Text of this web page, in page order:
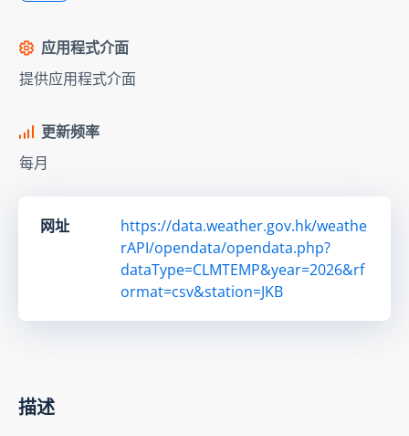
应用程式介面
提供应用程式介面
更新频率
每月
网址
https://data.weather.gov.hk/weathe
rAPI/opendata/opendata.php?
dataType=CLMTEMP&year=2026&rf
ormat=csv&station=JKB
描述